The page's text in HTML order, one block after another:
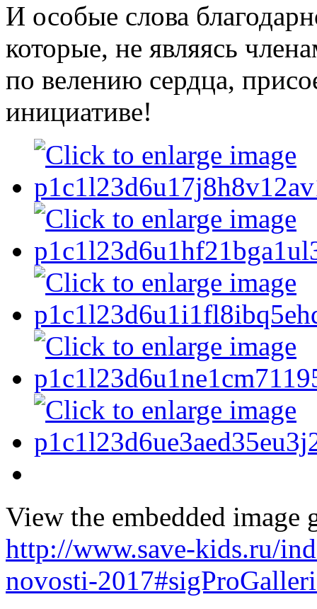
И особые слова
которые, не являясь
по велению сердца,
инициативе!
View the embedded image
http://www.save-kids.ru/
novosti-